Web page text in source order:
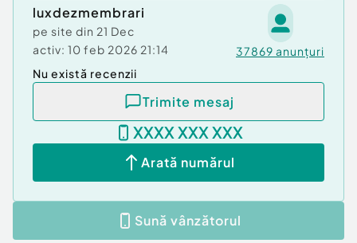
luxdezmembrari
pe site din 21 Dec
activ: 10 feb 2026 21:14 37869 anunțuri
Nu există recenzii
Trimite mesaj
XXXX XXX XXX
Arată numărul
Sună vânzătorul